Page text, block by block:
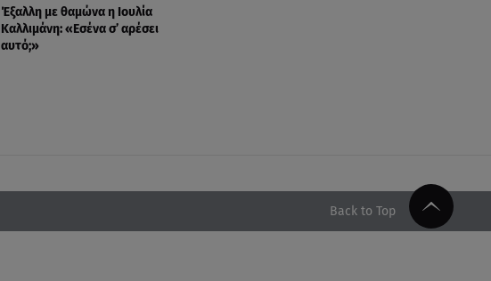
Έξαλλη με θαμώνα η Ιουλία
Καλλιμάνη: «Εσένα σ’ αρέσει
αυτό;»
Back to Top